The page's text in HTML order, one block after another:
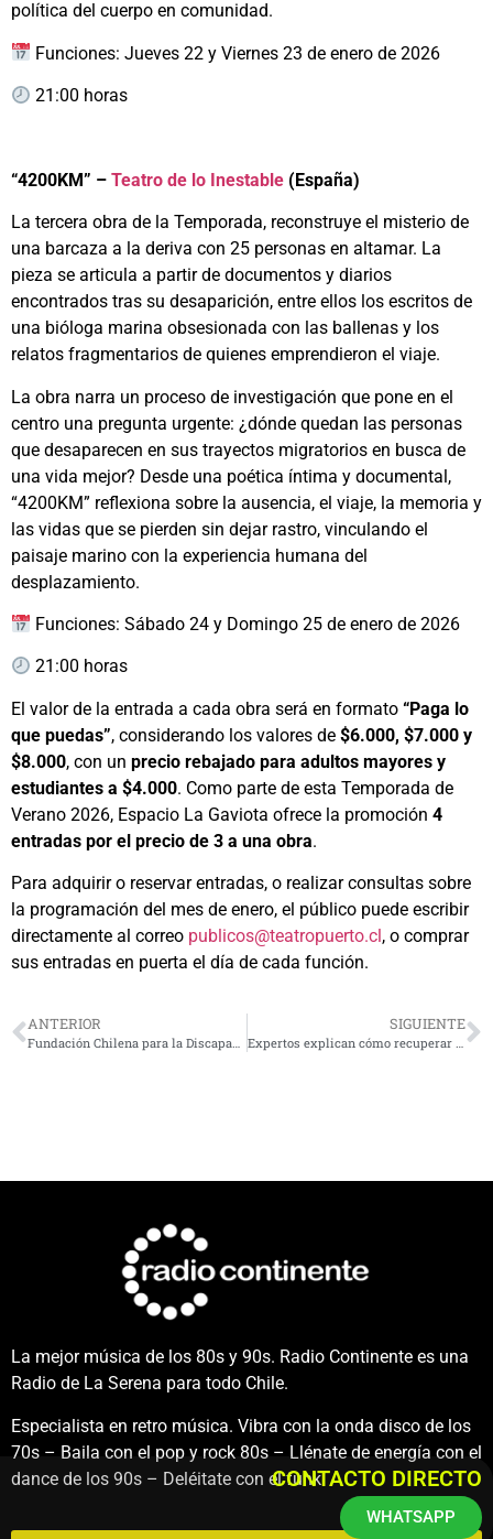
política del cuerpo en comunidad.
Funciones: Jueves 22 y Viernes 23 de enero de 2026
21:00 horas
“4200KM” – Teatro de lo Inestable (España)
La tercera obra de la Temporada, reconstruye el misterio de
una barcaza a la deriva con 25 personas en altamar. La
pieza se articula a partir de documentos y diarios
encontrados tras su desaparición, entre ellos los escritos de
una bióloga marina obsesionada con las ballenas y los
relatos fragmentarios de quienes emprendieron el viaje.
La obra narra un proceso de investigación que pone en el
centro una pregunta urgente: ¿dónde quedan las personas
que desaparecen en sus trayectos migratorios en busca de
una vida mejor? Desde una poética íntima y documental,
“4200KM” reflexiona sobre la ausencia, el viaje, la memoria y
las vidas que se pierden sin dejar rastro, vinculando el
paisaje marino con la experiencia humana del
desplazamiento.
Funciones: Sábado 24 y Domingo 25 de enero de 2026
21:00 horas
El valor de la entrada a cada obra será en formato “Paga lo
que puedas”, considerando los valores de $6.000, $7.000 y
$8.000, con un precio rebajado para adultos mayores y
estudiantes a $4.000. Como parte de esta Temporada de
Verano 2026, Espacio La Gaviota ofrece la promoción 4
entradas por el precio de 3 a una obra.
Para adquirir o reservar entradas, o realizar consultas sobre
la programación del mes de enero, el público puede escribir
directamente al correo publicos@teatropuerto.cl, o comprar
sus entradas en puerta el día de cada función.
ANTERIOR
Fundación Chilena para la Discapacidad y GORE Coquimbo impulsan proyecto de bienestar integral para residentes de Casa Esperanza
SIGUIENTE
Expertos explican cómo recuperar noches de descanso en pleno verano
La mejor música de los 80s y 90s. Radio Continente es una
Radio de La Serena para todo Chile.
Especialista en retro música. Vibra con la onda disco de los
70s – Baila con el pop y rock 80s – Llénate de energía con el
dance de los 90s – Deléitate con el funk.CONTACTO DIRECTO
WHATSAPP